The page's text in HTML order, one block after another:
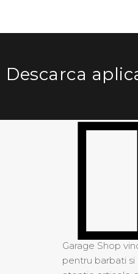
Descarca
Garage Shop
pentru barbati